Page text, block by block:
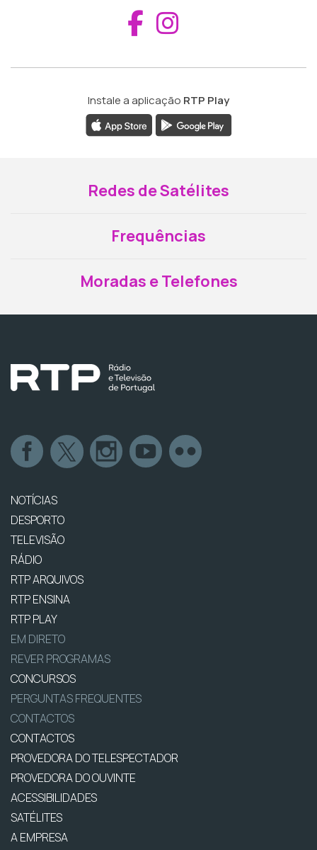
Aceder ao
Instale a aplicação RTP Play
Redes de Satélites
Frequências
Moradas e Telefones
NOTÍCIAS
DESPORTO
TELEVISÃO
RÁDIO
RTP ARQUIVOS
RTP ENSINA
RTP PLAY
EM DIRETO
REVER PROGRAMAS
CONCURSOS
PERGUNTAS FREQUENTES
CONTACTOS
CONTACTOS
PROVEDORA DO TELESPECTADOR
PROVEDORA DO OUVINTE
ACESSIBILIDADES
SATÉLITES
A EMPRESA